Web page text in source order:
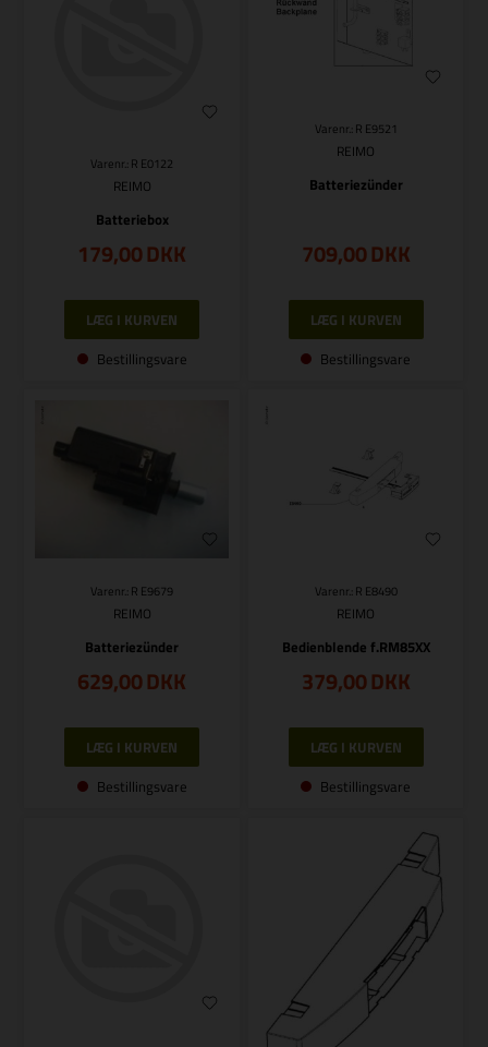
Varenr.: R E0122
REIMO
Batteriebox
179,00DKK
Bestillingsvare
Varenr.: R E9521
REIMO
Batteriezünder
709,00DKK
Bestillingsvare
Varenr.: R E9679
REIMO
Batteriezünder
629,00DKK
Bestillingsvare
Varenr.: R E8490
REIMO
Bedienblende f.RM85XX
379,00DKK
Bestillingsvare